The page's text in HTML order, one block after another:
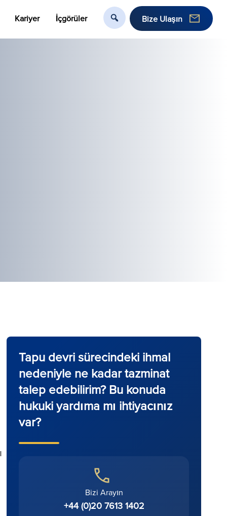
Kariyer İçgörüler Bize Ulaşın
Tapu devri sürecindeki ihmal
nedeniyle ne kadar tazminat
talep edebilirim? Bu konuda
hukuki yardıma mı ihtiyacınız
var?
Bizi Arayın
+44 (0)20 7613 1402